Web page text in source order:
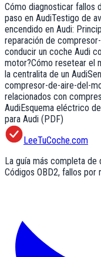
Cómo diagnosticar fallos
paso en AudiTestigo de
encendido en Audi:
reparación de
conducir un coche Audi
motor?Cómo resetear el
la centralita de un Audi
compresor-de-aire-del-
relacionados con
AudiEsquema eléctrico
para Audi (PDF)
LeeTuCoche.com
La guía más completa
Códigos OBD2, fallos por